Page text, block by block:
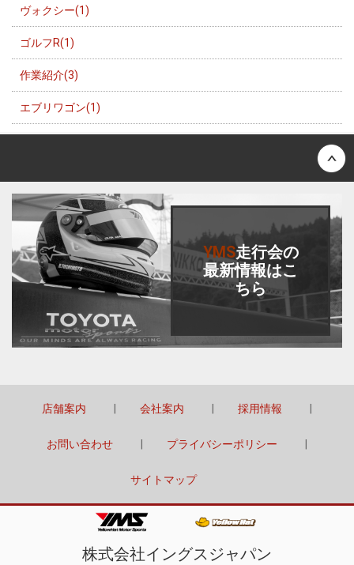
ヴォクシー(1)
ゴルフR(1)
作業紹介(3)
エブリワゴン(1)
YMS走行会の
最新情報はこ
ちら
店舗案内 会社案内 採用情報
お問い合わせ プライバシーポリシー
サイトマップ
株式会社イングスジャパン